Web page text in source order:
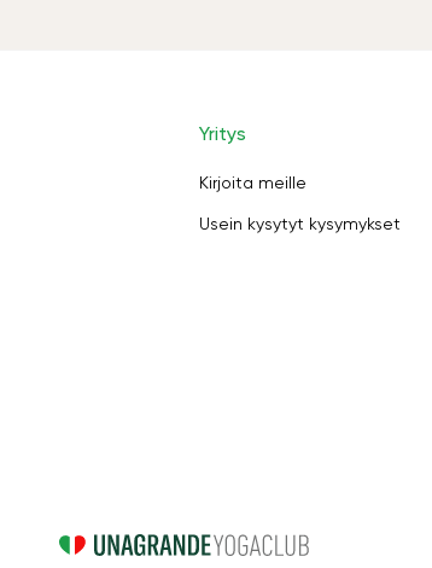
Yritys
Kirjoita meille
Usein kysytyt kysymykset